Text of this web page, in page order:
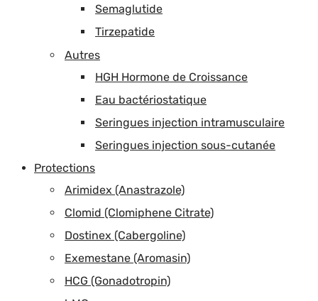
Semaglutide
Tirzepatide
Autres
HGH Hormone de Croissance
Eau bactériostatique
Seringues injection intramusculaire
Seringues injection sous-cutanée
Protections
Arimidex (Anastrazole)
Clomid (Clomiphene Citrate)
Dostinex (Cabergoline)
Exemestane (Aromasin)
HCG (Gonadotropin)